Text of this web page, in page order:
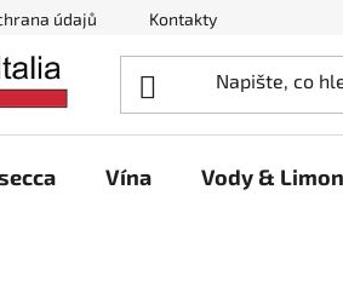
údajů Kontakty
Vína Vody &